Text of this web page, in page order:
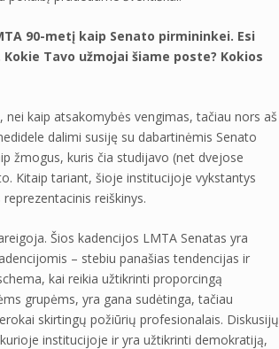
90-metį kaip Senato pirmininkei. Esi
Tavo užmojai šiame poste? Kokios
kaip atsakomybės vengimas, tačiau nors aš
dalimi susiję su dabartinėmis Senato
žmogus, kuris čia studijavo (net dvejose
Kitaip tariant, šioje institucijoje vykstantys
reiškinys.
Šios kadencijos LMTA Senatas yra
– stebiu panašias tendencijas ir
kai reikia užtikrinti proporcingą
grupėms, yra gana sudėtinga, tačiau
skirtingų požiūrių profesionalais. Diskusijų
institucijoje ir yra užtikrinti demokratiją,